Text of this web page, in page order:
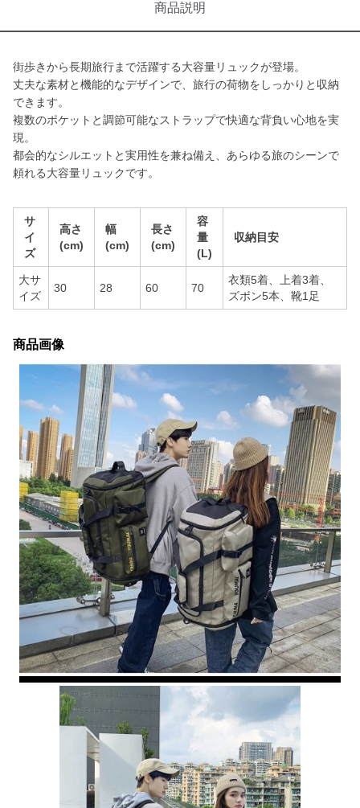
商品説明
街歩きから長期旅行まで活躍する大容量リュックが登場。
丈夫な素材と機能的なデザインで、旅行の荷物をしっかりと収納
できます。
複数のポケットと調節可能なストラップで快適な背負い心地を実
現。
都会的なシルエットと実用性を兼ね備え、あらゆる旅のシーンで
頼れる大容量リュックです。
サ
イ
ズ
高さ
(cm)
幅
(cm)
長さ
(cm)
容
量
(L)
収納目安
大サ
イズ
30 28 60 70
衣類5着、上着3着、
ズボン5本、靴1足
商品画像